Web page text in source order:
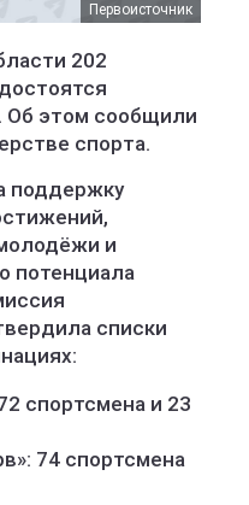
Первоисточник
202
Об этом сообщили
спорта.
поддержку
и
потенциала
списки
спортсмена и 23
74 спортсмена